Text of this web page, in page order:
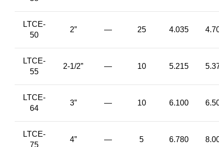
LTCE-
50
2” — 25 4.035
LTCE-
55
2-1/2” — 10 5.215
LTCE-
64
3” — 10 6.100
LTCE-
75
4” — 5 6.780